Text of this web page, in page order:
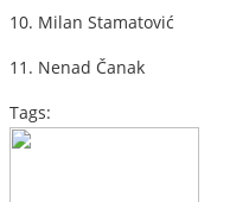
10. Milan Stamatović
11. Nenad Čanak
Tags: